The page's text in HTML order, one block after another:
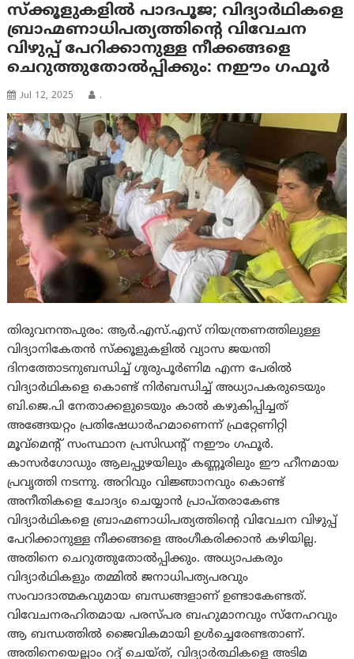
സ്ക്കൂളുകളിൽ പാദപൂജ; വിദ്യാർഥികളെ
ബ്രാഹ്മണാധിപത്യത്തിന്റെ വിവേചന
വിഴുപ്പ് പേറിക്കാനുള്ള നീക്കങ്ങളെ
ചെറുത്തുതോൽപ്പിക്കും: നഈം ഗഫൂർ
Jul 12, 2025 .
തിരുവനന്തപുരം: ആർ.എസ്‌.എസ്‌ നിയന്ത്രണത്തിലുള്ള
വിദ്യാനികേതൻ സ്ക്കൂളുകളിൽ വ്യാസ ജയന്തി
ദിനത്തോടനുബന്ധിച്ച് ഗുരുപൂർണിമ എന്ന പേരിൽ
വിദ്യാർഥികളെ കൊണ്ട് നിർബന്ധിച്ച് അധ്യാപകരുടെയും
ബി.ജെ.പി നേതാക്കളുടെയും കാൽ കഴുകിപ്പിച്ചത്
അങ്ങേയറ്റം പ്രതിഷേധാർഹമാണെന്ന് ഫ്രറ്റേണിറ്റി
മൂവ്മെൻ്റ് സംസ്ഥാന പ്രസിഡൻ്റ് നഈം ഗഫൂർ.
കാസർഗോഡും ആലപ്പുഴയിലും കണ്ണൂരിലും ഈ ഹീനമായ
പ്രവൃത്തി നടന്നു. അറിവും വിജ്ഞാനവും കൊണ്ട്
അനീതികളെ ചോദ്യം ചെയ്യാൻ പ്രാപ്തരാകേണ്ട
വിദ്യാർഥികളെ ബ്രാഹ്മണാധിപത്യത്തിന്റെ വിവേചന വിഴുപ്പ്
പേറിക്കാനുള്ള നീക്കങ്ങളെ അംഗീകരിക്കാൻ കഴിയില്ല.
അതിനെ ചെറുത്തുതോൽപ്പിക്കും. അധ്യാപകരും
വിദ്യാർഥികളും തമ്മിൽ ജനാധിപത്യപരവും
സംവാദാത്മകവുമായ ബന്ധങ്ങളാണ് ഉണ്ടാകേണ്ടത്.
വിവേചനരഹിതമായ പരസ്പര ബഹുമാനവും സ്നേഹവും
ആ ബന്ധത്തിൽ ജൈവികമായി ഉൾച്ചെരേണ്ടതാണ്.
അതിനെയെല്ലാം റദ്ദ് ചെയ്ത്, വിദ്യാർത്ഥികളെ അടിമ